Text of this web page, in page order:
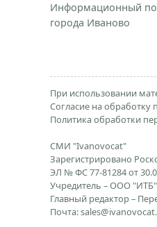
Информационный
города Иваново
При использовании
Согласие на
Политика обработки
СМИ "Ivanovocat"
Зарегистрировано
ЭЛ № ФС 77-81284 от
Учредитель – ООО "ИТБ"
Главный редактор –
Почта: